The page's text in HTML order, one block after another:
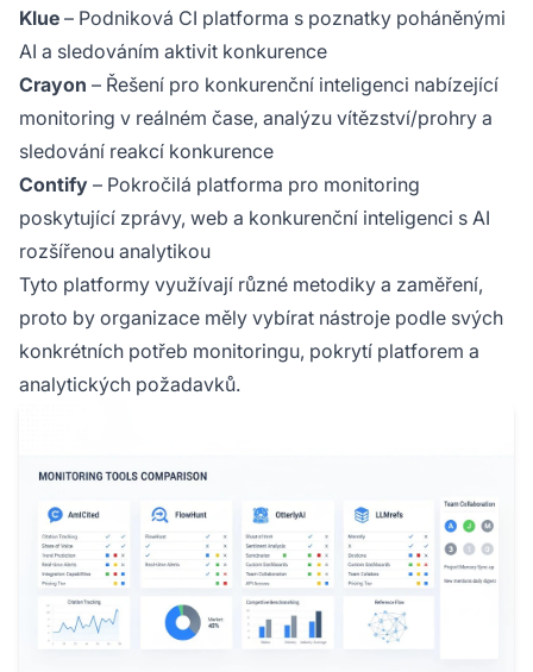
Klue – Podniková CI platforma s poznatky poháněnými
AI a sledováním aktivit konkurence
Crayon – Řešení pro konkurenční inteligenci nabízející
monitoring v reálném čase, analýzu vítězství/prohry a
sledování reakcí konkurence
Contify – Pokročilá platforma pro monitoring
poskytující zprávy, web a konkurenční inteligenci s AI
rozšířenou analytikou
Tyto platformy využívají různé metodiky a zaměření,
proto by organizace měly vybírat nástroje podle svých
konkrétních potřeb monitoringu, pokrytí platforem a
analytických požadavků.